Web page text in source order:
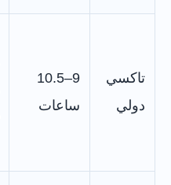
تاكسي
دولي
9–10.5
ساعات